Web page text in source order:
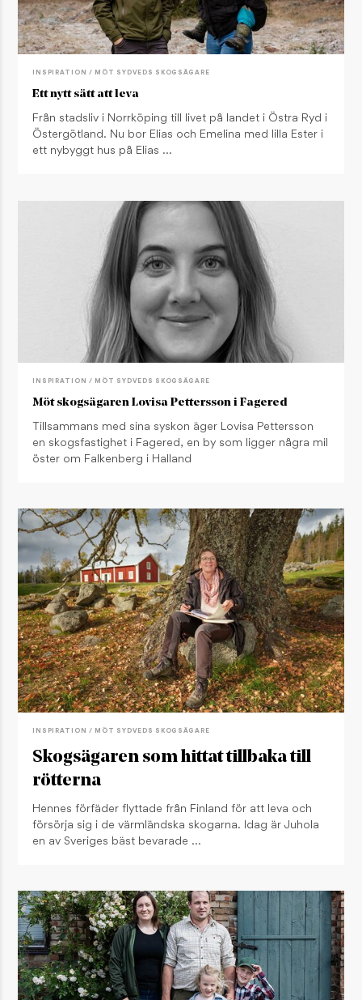
INSPIRATION / MÖT SYDVEDS SKOGSÄGARE
Ett nytt sätt att leva
Från stadsliv i Norrköping till livet på landet i Östra Ryd i
Östergötland. Nu bor Elias och Emelina med lilla Ester i
ett nybyggt hus på Elias …
INSPIRATION / MÖT SYDVEDS SKOGSÄGARE
Möt skogsägaren Lovisa Pettersson i Fagered
Tillsammans med sina syskon äger Lovisa Pettersson
en skogsfastighet i Fagered, en by som ligger några mil
öster om Falkenberg i Halland
INSPIRATION / MÖT SYDVEDS SKOGSÄGARE
Skogsägaren som hittat tillbaka till
rötterna
Hennes förfäder flyttade från Finland för att leva och
försörja sig i de värmländska skogarna. Idag är Juhola
en av Sveriges bäst bevarade …